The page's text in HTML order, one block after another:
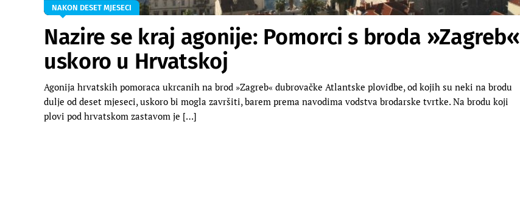
NAKON DESET MJESECI
Nazire se kraj agonije: Pomorci s broda »Zagreb«
uskoro u Hrvatskoj
Agonija hrvatskih pomoraca ukrcanih na brod »Zagreb« dubrovačke Atlantske plovidbe, od kojih su neki na brodu
dulje od deset mjeseci, uskoro bi mogla završiti, barem prema navodima vodstva brodarske tvrtke. Na brodu koji
plovi pod hrvatskom zastavom je […]